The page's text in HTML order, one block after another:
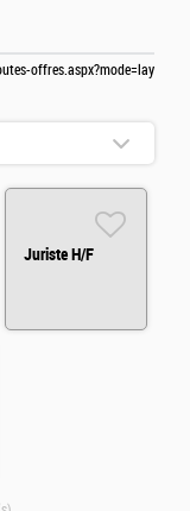
offres.aspx?mode=lay
Juriste H/F